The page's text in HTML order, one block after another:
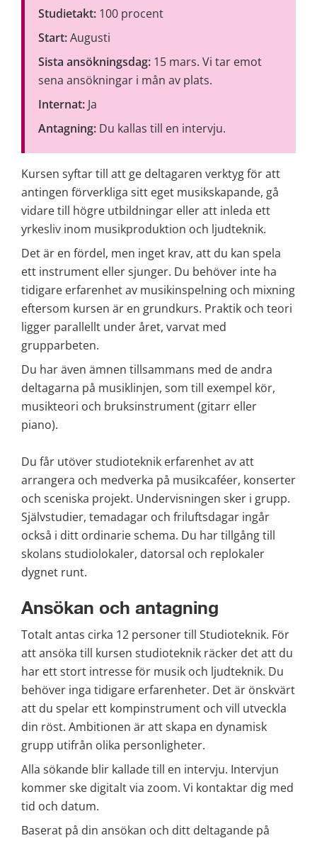
Studietakt: 100 procent
Start: Augusti
Sista ansökningsdag: 15 mars. Vi tar emot
sena ansökningar i mån av plats.
Internat: Ja
Antagning: Du kallas till en intervju.
Kursen syftar till att ge deltagaren verktyg för att
antingen förverkliga sitt eget musikskapande, gå
vidare till högre utbildningar eller att inleda ett
yrkesliv inom musikproduktion och ljudteknik.
Det är en fördel, men inget krav, att du kan spela
ett instrument eller sjunger. Du behöver inte ha
tidigare erfarenhet av musikinspelning och mixning
eftersom kursen är en grundkurs. Praktik och teori
ligger parallellt under året, varvat med
grupparbeten.
Du har även ämnen tillsammans med de andra
deltagarna på musiklinjen, som till exempel kör,
musikteori och bruksinstrument (gitarr eller
piano).
Du får utöver studioteknik erfarenhet av att
arrangera och medverka på musikcaféer, konserter
och sceniska projekt. Undervisningen sker i grupp.
Självstudier, temadagar och friluftsdagar ingår
också i ditt ordinarie schema. Du har tillgång till
skolans studiolokaler, datorsal och replokaler
dygnet runt.
Ansökan och antagning
Totalt antas cirka 12 personer till Studioteknik. För
att ansöka till kursen studioteknik räcker det att du
har ett stort intresse för musik och ljudteknik. Du
behöver inga tidigare erfarenheter. Det är önskvärt
att du spelar ett kompinstrument och vill utveckla
din röst. Ambitionen är att skapa en dynamisk
grupp utifrån olika personligheter.
Alla sökande blir kallade till en intervju. Intervjun
kommer ske digitalt via zoom. Vi kontaktar dig med
tid och datum.
Baserat på din ansökan och ditt deltagande på